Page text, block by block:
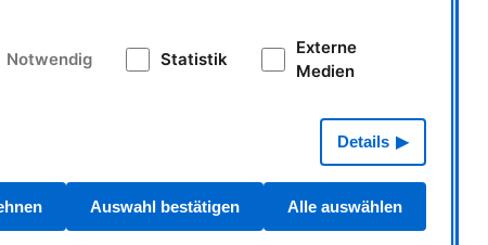
Notwendig Statistik
Externe
Medien
Details
Auswahl bestätigen Alle auswählen